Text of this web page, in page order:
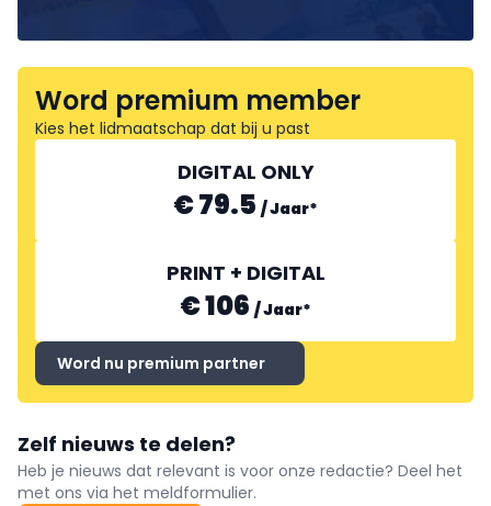
Word premium member
Kies het lidmaatschap dat bij u past
DIGITAL ONLY
€ 79.5 /Jaar*
PRINT + DIGITAL
€ 106 /Jaar*
Word nu premium partner
Zelf nieuws te delen?
Heb je nieuws dat relevant is voor onze redactie? Deel het
met ons via het meldformulier.